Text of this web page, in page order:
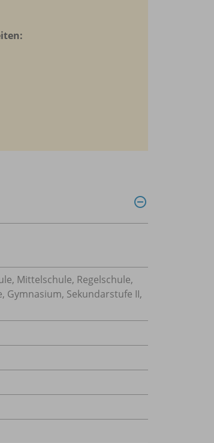
Mittelschule, Regelschule,
Gymnasium, Sekundarstufe II,